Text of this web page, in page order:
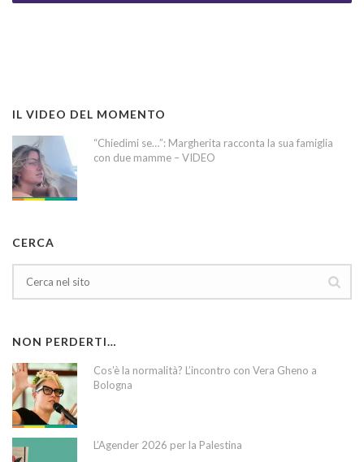
IL VIDEO DEL MOMENTO
“Chiedimi se…”: Margherita racconta la sua famiglia
con due mamme – VIDEO
CERCA
NON PERDERTI…
Cos’è la normalità? L’incontro con Vera Gheno a
Bologna
L’Agender 2026 per la Palestina